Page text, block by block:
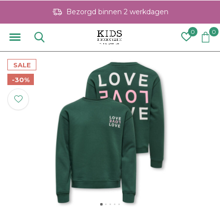
0 0
Bezorgd binnen 2 werkdagen
SALE
-30%